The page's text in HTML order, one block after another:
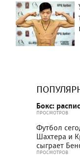
Бокс:
ПРОСМОТРОВ
Футбол
Шахтера и
сыграет
ПРОСМОТРОВ